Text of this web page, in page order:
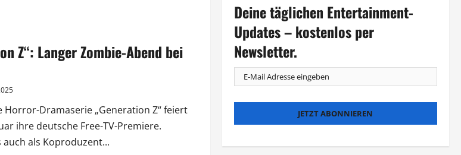
Z“: Langer Zombie-Abend bei
Horror-Dramaserie „Generation Z“ feiert
ihre deutsche Free-TV-Premiere.
auch als Koproduzent...
Deine täglichen Entertainment-
Updates – kostenlos per
Newsletter.